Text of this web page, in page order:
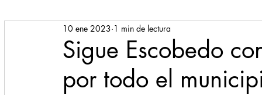
Santa Catarina San Pedro Garza Garcia
Espectaculos Clima Principal Salud
Sigue Escobedo
por todo el
10 ene 2023 1 min de lectura